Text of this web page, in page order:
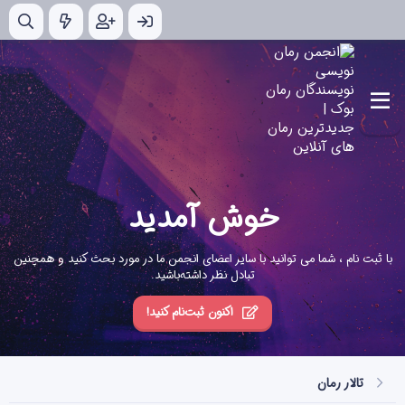
خوش آمدید
با ثبت نام ، شما می توانید با سایر اعضای انجمن ما در مورد بحث کنید و همچنین
تبادل نظر داشته‌باشید.
اکنون ثبت‌نام کنید!
تالار رمان